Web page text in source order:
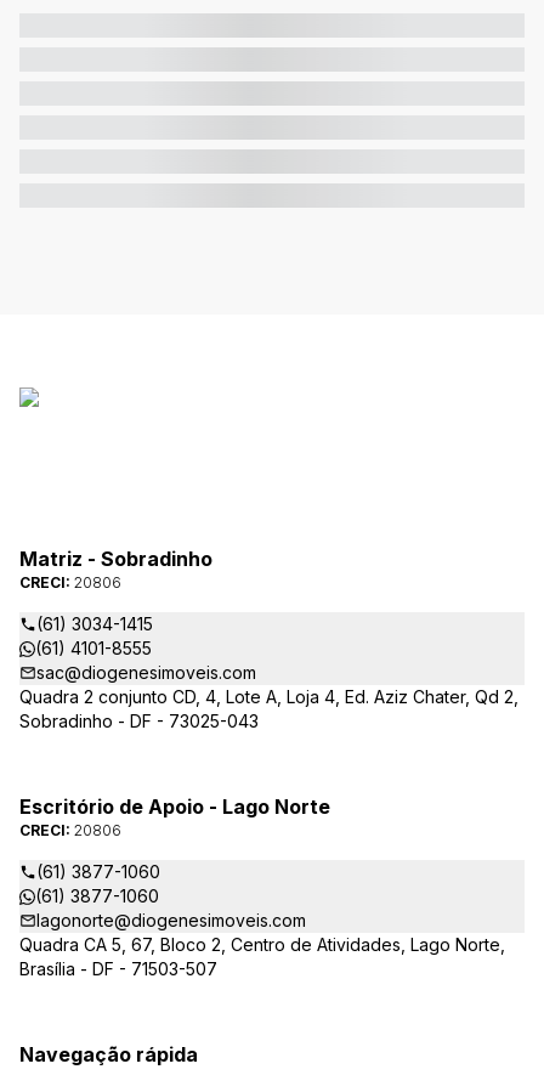
Matriz - Sobradinho
CRECI: 20806
(61) 3034-1415
(61) 4101-8555
sac@diogenesimoveis.com
Quadra 2 conjunto CD, 4, Lote A, Loja 4, Ed. Aziz Chater, Qd 2,
Sobradinho - DF - 73025-043
Escritório de Apoio - Lago Norte
CRECI: 20806
(61) 3877-1060
(61) 3877-1060
lagonorte@diogenesimoveis.com
Quadra CA 5, 67, Bloco 2, Centro de Atividades, Lago Norte,
Brasília - DF - 71503-507
Navegação rápida